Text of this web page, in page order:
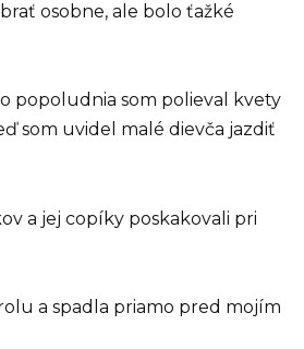
osobne, ale bolo ťažké
popoludnia som polieval kvety
som uvidel malé dievča jazdiť
a jej copíky poskakovali pri
a spadla priamo pred mojím